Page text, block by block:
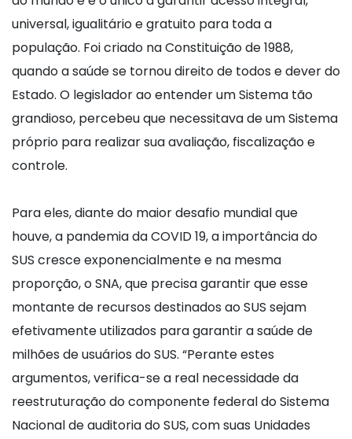
universal, igualitário e gratuito para toda a
população. Foi criado na Constituição de 1988,
quando a saúde se tornou direito de todos e dever do
Estado. O legislador ao entender um Sistema tão
grandioso, percebeu que necessitava de um Sistema
próprio para realizar sua avaliação, fiscalização e
controle.
Para eles, diante do maior desafio mundial que
houve, a pandemia da COVID 19, a importância do
SUS cresce exponencialmente e na mesma
proporção, o SNA, que precisa garantir que esse
montante de recursos destinados ao SUS sejam
efetivamente utilizados para garantir a saúde de
milhões de usuários do SUS. “Perante estes
argumentos, verifica-se a real necessidade da
reestruturação do componente federal do Sistema
Nacional de auditoria do SUS, com suas Unidades